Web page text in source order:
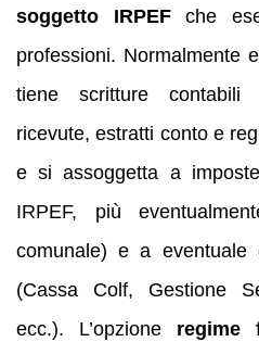
soggetto IRPEFche
professioni. Normalmente
tiene scritture contabili
ricevute, estratti conto e
e si assoggetta a
IRPEF, più
comunale) e a eventuale
(Cassa Colf, Gestione
ecc.). L’opzione regime